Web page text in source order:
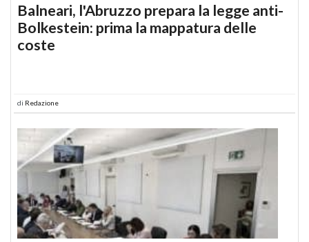
Balneari, l'Abruzzo prepara la legge anti-
Bolkestein: prima la mappatura delle
coste
di Redazione